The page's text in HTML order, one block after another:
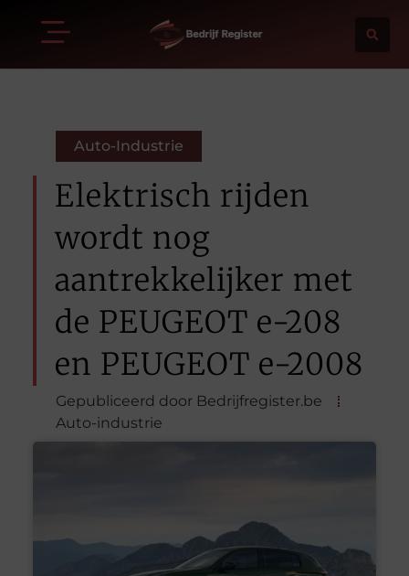
Auto-Industrie
Elektrisch rijden
wordt nog
aantrekkelijker met
de PEUGEOT e-208
en PEUGEOT e-2008
Gepubliceerd door Bedrijfregister.be
Auto-industrie